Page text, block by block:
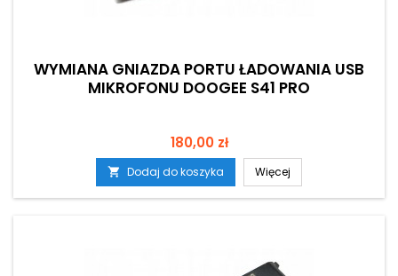
WYMIANA GNIAZDA PORTU ŁADOWANIA USB
MIKROFONU DOOGEE S41 PRO
Cena
180,00 zł
 Dodaj do koszyka Więcej